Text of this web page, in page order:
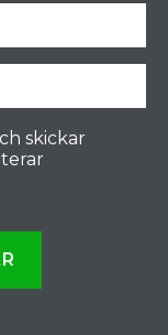
skickar